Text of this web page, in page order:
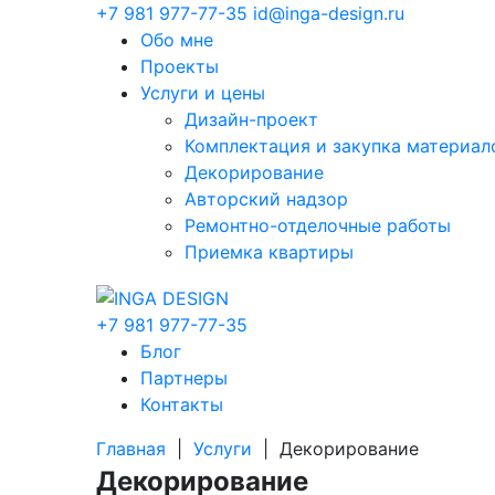
+7 981 977-77-35 id@inga-design.ru
Обо мне
Проекты
Услуги и цены
Дизайн-проект
Комплектация и закупка
Декорирование
Авторский надзор
Ремонтно-отделочные работы
Приемка квартиры
+7 981 977-77-35
Блог
Партнеры
Контакты
Главная
Услуги Декорирование
Декорирование